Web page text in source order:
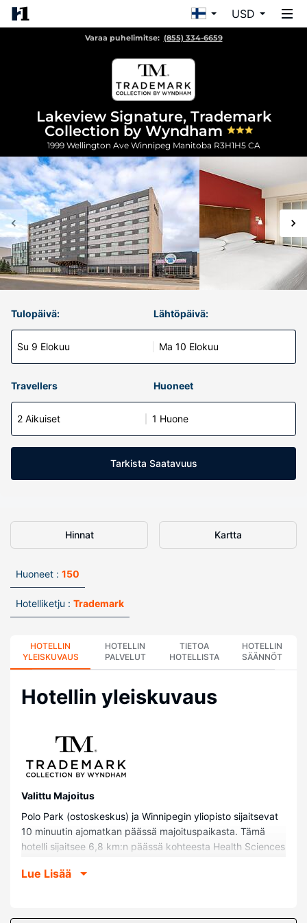
USD
Varaa puhelimitse: (855) 334-6659
Lakeview Signature, Trademark
Collection by Wyndham
1999 Wellington Ave Winnipeg Manitoba R3H1H5 CA
Tulopäivä:
Su 9 Elokuu
Lähtöpäivä:
Ma 10 Elokuu
Travellers Huoneet
2 Aikuiset 1 Huone
Tarkista Saatavuus
Hinnat Kartta
Huoneet : 150
Hotelliketju : Trademark
HOTELLIN
YLEISKUVAUS
HOTELLIN
PALVELUT
TIETOA
HOTELLISTA
HOTELLIN
SÄÄNNÖT
Hotellin yleiskuvaus
Valittu Majoitus
Polo Park (ostoskeskus) ja Winnipegin yliopisto sijaitsevat
10 minuutin ajomatkan päässä majoituspaikasta. Tämä
hotelli sijaitsee 6,8 km:n päässä kohteesta Health Sciences
Huoneet
mikroaaltouuni. Mukavuuksiin kuuluu DVD-soitin ja
Lue Lisää